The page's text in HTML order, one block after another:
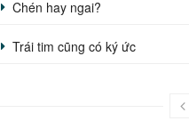
Chén hay ngai?
Trái tim cũng có ký ức